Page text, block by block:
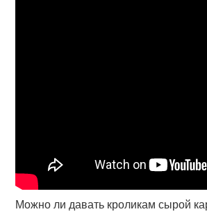
Можно ли давать кроликам сырой